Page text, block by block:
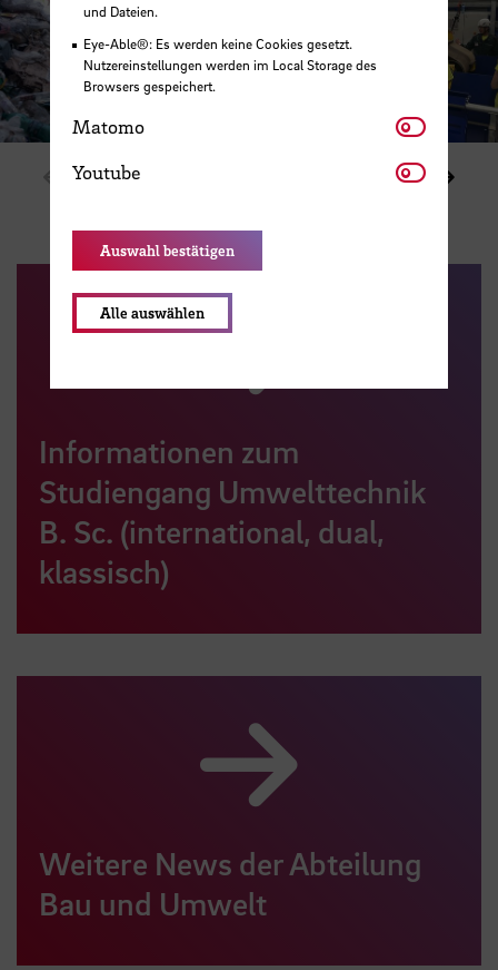
Zeige vorheriges Element im Karussell
Informationen zum
Studiengang Umwelttechnik
B. Sc. (international, dual,
klassisch)
Weitere News der Abteilung
Bau und Umwelt
und Dateien.
Eye-Able®: Es werden keine Cookies gesetzt.
Nutzereinstellungen werden im Local Storage des
Browsers gespeichert.
Matomo Matomo
Youtube Youtube
Auswahl bestätigen
Alle auswählen